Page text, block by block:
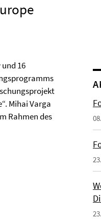
16
Mihai Varga
Rahmen des